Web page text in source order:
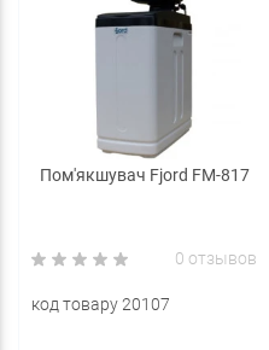
Пом'якшувач Fjord FM-817
0 отзывов
код товару 20107